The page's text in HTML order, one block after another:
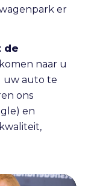
er
de
naar u
uw auto te
ons
en